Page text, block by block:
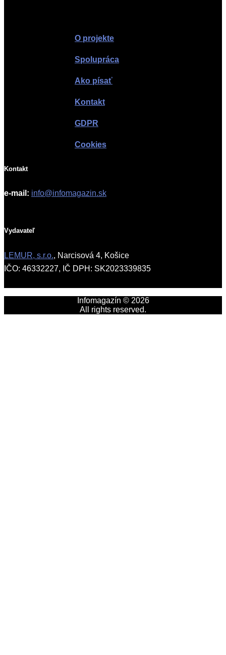
O projekte
Spolupráca
Ako písať
Kontakt
GDPR
Cookies
Kontakt
e-mail: info@infomagazin.sk
Vydavateľ
LEMUR, s.r.o., Narcisová 4, Košice
IČO: 46332227, IČ DPH: SK2023339835
Infomagazín © 2026
All rights reserved.